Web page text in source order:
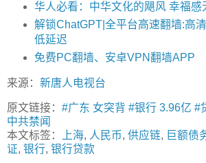
华人必看：中华文化的飓风 幸福感
解锁ChatGPT|全平台高速翻墙:高
低延迟
免费PC翻墙、安卓VPN翻墙APP
来源： 新唐人电视台
原文链接： #广东 女突背 #银行 3.96亿 #
中共禁闻
本文标签：
上海, 人民币, 供应链, 巨额债
证, 银行, 银行贷款